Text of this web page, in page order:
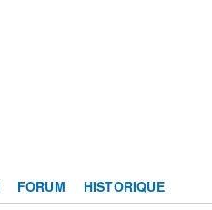
FORUM HISTORIQUE